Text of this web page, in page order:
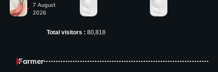
7 August
2026
Total visitors : 80,818
Farmer